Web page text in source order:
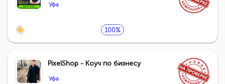
Уфа
100%
PixelShop - Коуч по бизнесу
Уфа